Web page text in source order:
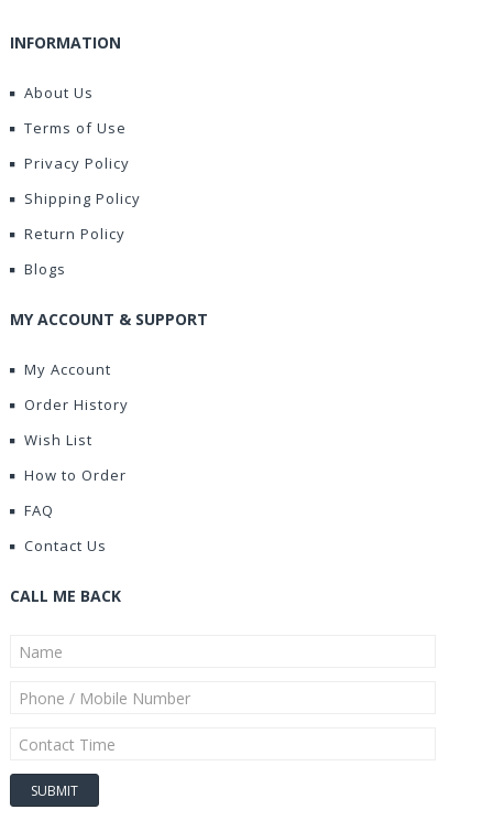
INFORMATION
About Us
Terms of Use
Privacy Policy
Shipping Policy
Return Policy
Blogs
MY ACCOUNT & SUPPORT
My Account
Order History
Wish List
How to Order
FAQ
Contact Us
CALL ME BACK